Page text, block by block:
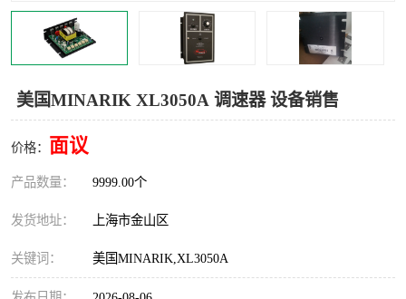
美国MINARIK XL3050A 调速器 设备销售
价格： 面议
产品数量： 9999.00个
发货地址： 上海市金山区
关键词： 美国MINARIK,XL3050A
WICHITA Cleveland 张力控制器
Warner Linear